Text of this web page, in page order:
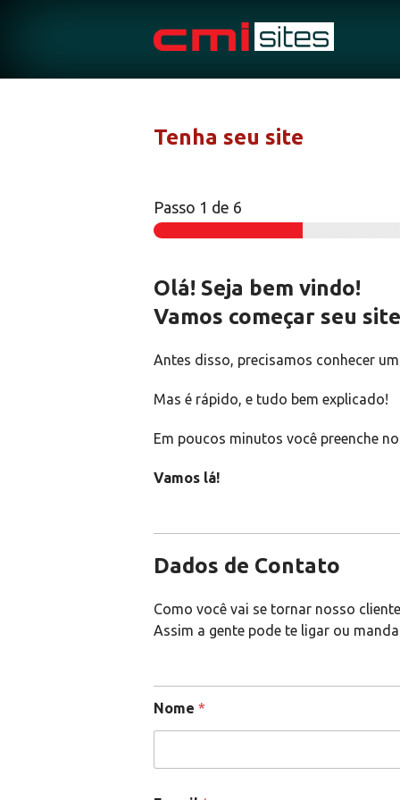
Tenha seu site
Passo 1 de 6
Olá! Seja bem vindo!
Vamos começar seu
Antes disso, precisamos conhecer
Mas é rápido, e tudo bem explicado!
Em poucos minutos você preenche
Vamos lá!
Dados de Contato
Como você vai se tornar nosso
Assim a gente pode te ligar ou
Nome *